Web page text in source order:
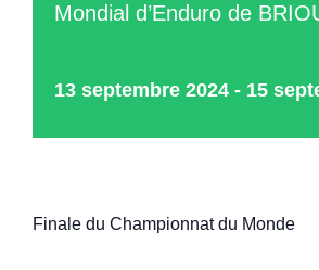
Mondial d’Enduro de
13 septembre 2024 - 15
Finale du Championnat du Monde